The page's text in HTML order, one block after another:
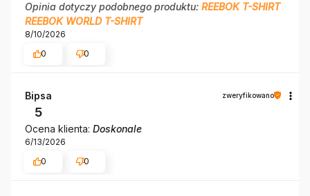
Opinia dotyczy podobnego produktu: REEBOK T-SHIRT
REEBOK WORLD T-SHIRT
8/10/2026
0
0
Bipsa zweryfikowano
5
Ocena klienta: Doskonale
6/13/2026
0
0